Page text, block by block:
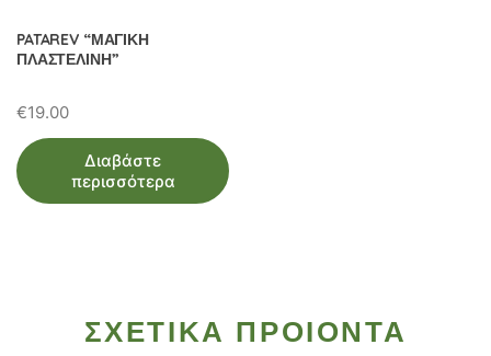
PATAREV “ΜΑΓΙΚΗ
ΠΛΑΣΤΕΛΙΝΗ”
€19.00
Διαβάστε
περισσότερα
ΣΧΕΤΙΚΑ ΠΡΟΙΟΝΤΑ